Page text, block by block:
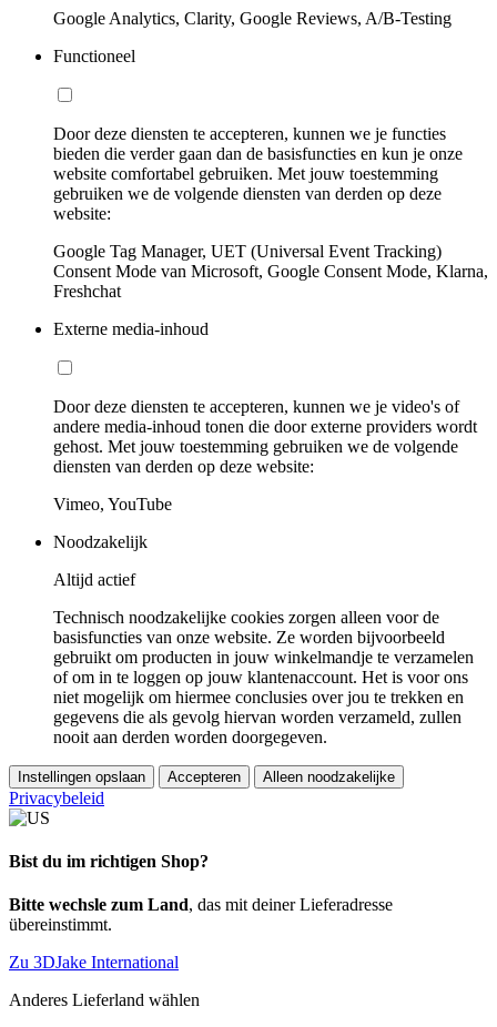
Google Analytics, Clarity, Google Reviews, A/B-Testing
Functioneel
Door deze diensten te accepteren, kunnen we je functies
bieden die verder gaan dan de basisfuncties en kun je onze
website comfortabel gebruiken. Met jouw toestemming
gebruiken we de volgende diensten van derden op deze
website:
Google Tag Manager, UET (Universal Event Tracking)
Consent Mode van Microsoft, Google Consent Mode, Klarna,
Freshchat
Externe media-inhoud
Door deze diensten te accepteren, kunnen we je video's of
andere media-inhoud tonen die door externe providers wordt
gehost. Met jouw toestemming gebruiken we de volgende
diensten van derden op deze website:
Vimeo, YouTube
Noodzakelijk
Altijd actief
Technisch noodzakelijke cookies zorgen alleen voor de
basisfuncties van onze website. Ze worden bijvoorbeeld
gebruikt om producten in jouw winkelmandje te verzamelen
of om in te loggen op jouw klantenaccount. Het is voor ons
niet mogelijk om hiermee conclusies over jou te trekken en
gegevens die als gevolg hiervan worden verzameld, zullen
nooit aan derden worden doorgegeven.
Instellingen opslaan Accepteren Alleen noodzakelijke
Privacybeleid
Bist du im richtigen Shop?
Bitte wechsle zum Land, das mit deiner Lieferadresse
übereinstimmt.
Zu 3DJake International
Anderes Lieferland wählen